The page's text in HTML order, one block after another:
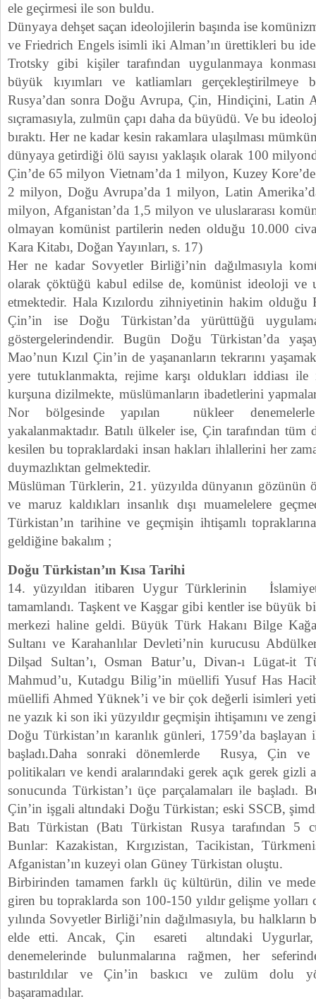
ele geçirmesi ile son buldu.
Dünyaya dehşet saçan ideolojilerin başında ise
ve Friedrich Engels isimli iki Alman’ın ürettikleri bu
Trotsky gibi kişiler tarafından uygulanmaya
büyük kıyımları ve katliamları gerçekleştirilmeye
Rusya’dan sonra Doğu Avrupa, Çin, Hindiçini, Latin
sıçramasıyla, zulmün çapı daha da büyüdü. Ve bu
bıraktı. Her ne kadar kesin rakamlara ulaşılması
dünyaya getirdiği ölü sayısı yaklaşık olarak 100
Çin’de 65 milyon Vietnam’da 1 milyon, Kuzey
2 milyon, Doğu Avrupa’da 1 milyon, Latin
milyon, Afganistan’da 1,5 milyon ve uluslararası
olmayan komünist partilerin neden olduğu 10.000
Kara Kitabı, Doğan Yayınları, s. 17)
Her ne kadar Sovyetler Birliği’nin dağılmasıyla
olarak çöktüğü kabul edilse de, komünist ideoloji ve
etmektedir. Hala Kızılordu zihniyetinin hakim olduğu
Çin’in ise Doğu Türkistan’da yürüttüğü
göstergelerindendir. Bugün Doğu Türkistan’da
Mao’nun Kızıl Çin’in de yaşananların tekrarını
yere tutuklanmakta, rejime karşı oldukları iddiası
kurşuna dizilmekte, müslümanların ibadetlerini
Nor bölgesinde yapılan nükleer denemelerle
yakalanmaktadır. Batılı ülkeler ise, Çin tarafından
kesilen bu topraklardaki insan hakları ihlallerini her
duymazlıktan gelmektedir.
Müslüman Türklerin, 21. yüzyılda dünyanın gözünün
ve maruz kaldıkları insanlık dışı muamelelere
Türkistan’ın tarihine ve geçmişin ihtişamlı
geldiğine bakalım ;
Doğu Türkistan’ın Kısa Tarihi
14. yüzyıldan itibaren Uygur Türklerinin
tamamlandı. Taşkent ve Kaşgar gibi kentler ise büyük
merkezi haline geldi. Büyük Türk Hakanı Bilge
Sultanı ve Karahanlılar Devleti’nin kurucusu
Dilşad Sultan’ı, Osman Batur’u, Divan-ı Lügat-it
Mahmud’u, Kutadgu Bilig’in müellifi Yusuf Has
müellifi Ahmed Yüknek’i ve bir çok değerli isimleri
ne yazık ki son iki yüzyıldır geçmişin ihtişamını ve
Doğu Türkistan’ın karanlık günleri, 1759’da
başladı.Daha sonraki dönemlerde Rusya, Çin ve
politikaları ve kendi aralarındaki gerek açık gerek gizli
sonucunda Türkistan’ı üçe parçalamaları ile başladı.
Çin’in işgali altındaki Doğu Türkistan; eski SSCB,
Batı Türkistan (Batı Türkistan Rusya tarafından 5
Bunlar: Kazakistan, Kırgızistan, Tacikistan,
Afganistan’ın kuzeyi olan Güney Türkistan oluştu.
Birbirinden tamamen farklı üç kültürün, dilin ve
giren bu topraklarda son 100-150 yıldır gelişme yolları
yılında Sovyetler Birliği’nin dağılmasıyla, bu halkların
elde etti. Ancak, Çin esareti altındaki
denemelerinde bulunmalarına rağmen, her
bastırıldılar ve Çin’in baskıcı ve zulüm dolu
başaramadılar.